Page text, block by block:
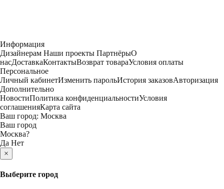
Информация
Дизайнерам Наши проекты ПартнёрыО
насДоставкаКонтактыВозврат товараУсловия оплаты
Персональное
Личный кабинетИзменить парольИстория заказовАвторизация
Дополнительно
НовостиПолитика конфиденциальностиУсловия
соглашенияКарта сайта
Ваш город: Москва
Ваш город
Москва?
Да Нет
×
Выберите город